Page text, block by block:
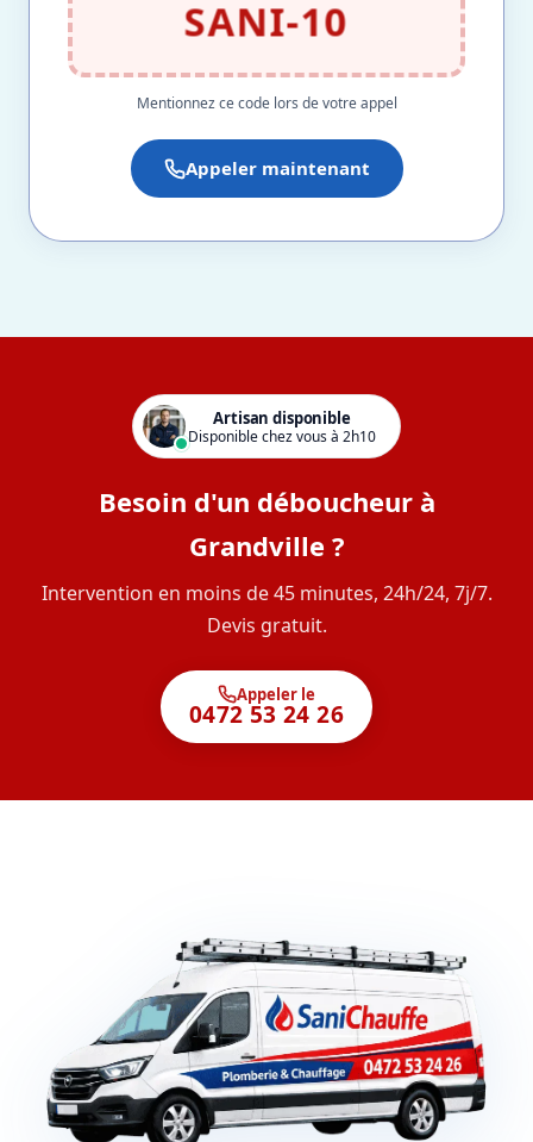
SANI-10
Mentionnez ce code lors de votre appel
Appeler maintenant
Artisan disponible
Disponible chez vous à 2h10
Besoin d'un déboucheur à
Grandville ?
Intervention en moins de 45 minutes, 24h/24, 7j/7.
Devis gratuit.
Appeler le
0472 53 24 26